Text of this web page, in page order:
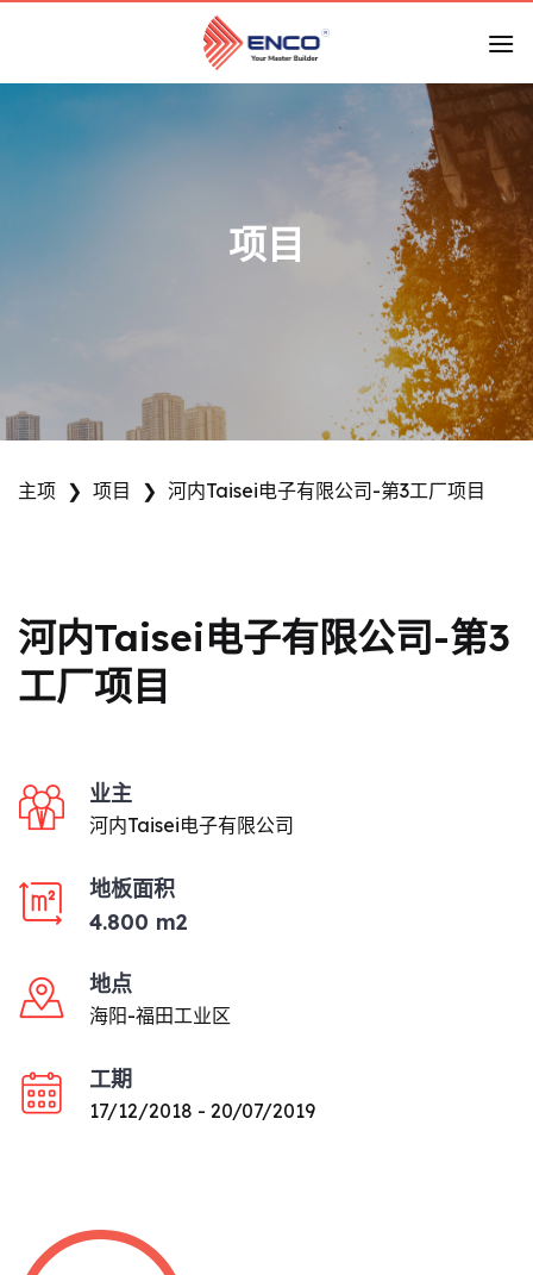
容
项目
主项 ❯ 项目 ❯ 河内Taisei电子有限公司-第3工厂项目
河内Taisei电子有限公司-第3
工厂项目
业主
河内Taisei电子有限公司
地板面积
4.800 m2
地点
海阳-福田工业区
工期
17/12/2018 - 20/07/2019